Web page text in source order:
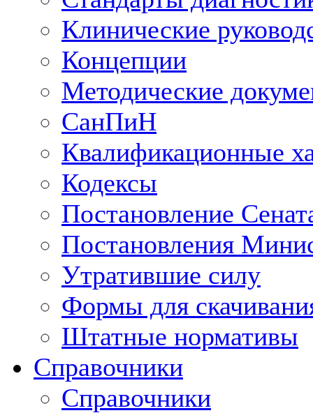
Клинические
Концепции
Методические
СанПиН
Квалификационные
Кодексы
Постановление
Постановления
Утратившие силу
Формы для
Штатные нормативы
Справочники
Справочники